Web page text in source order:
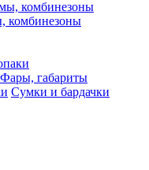
комбинезоны
Фары, габариты
Сумки и бардачки